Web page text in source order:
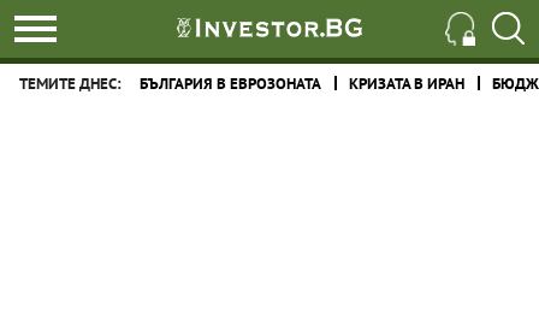
ТЕМИТЕ ДНЕС: БЪЛГАРИЯ В ЕВРОЗОНАТА КРИЗАТА В ИРАН